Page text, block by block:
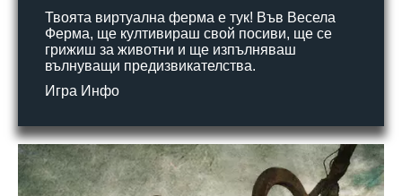
Твоята виртуална ферма е тук! Във Весела
Ферма, ще култивираш свой посиви, ще се
грижиш за животни и ще изпълняваш
вълнуващи предизвикателства.
Игра Инфо